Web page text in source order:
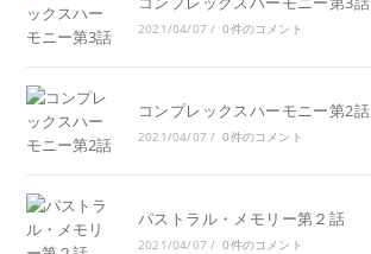
2021/04/07 / 0件のコメント
コンプレックスハーモニー第2話
2021/04/07 / 0件のコメント
パストラル・メモリー第２話
2021/04/07 / 0件のコメント